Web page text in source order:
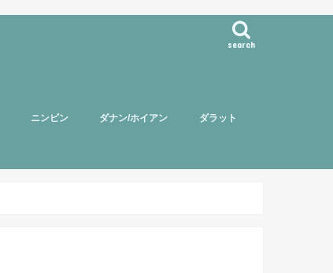
search
ニンビン ダナン/ホイアン ダラット